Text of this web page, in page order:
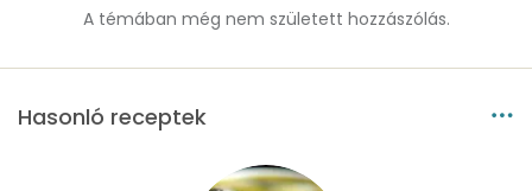
Mangán
1 mg
A témában még nem született hozzászólás.
Hasonló receptek